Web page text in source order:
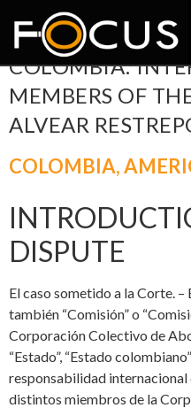
COLOMBIA:
MEMBERS OF
ALVEAR
COLOMBIA,
DISPUTE
El caso sometido a la Corte.
también “Comisión” o
Corporación Colectivo de
“Estado”, “Estado
responsabilidad internacional
distintos miembros de la